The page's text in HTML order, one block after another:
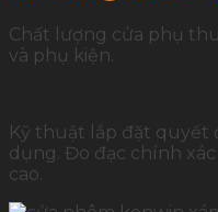
Chất lượng cửa phụ
và phụ kiện.
Kỹ thuật lắp đặt quyết
dụng. Đo đạc chính
cao.